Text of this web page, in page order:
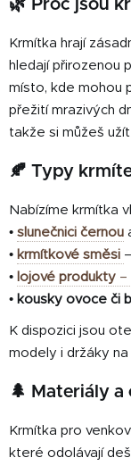
🌿 Proč jsou
Krmítka hrají
hledají přirozenou
místo, kde mohou
přežití mrazivých
takže si můžeš
🍂 Typy
Nabízíme krmítka
• slunečnici černou
• krmítkové směsi
• lojové produkty –
• kousky ovoce či
K dispozici jsou
modely i držáky
🌲 Materiály a
Krmítka pro
které odolávají